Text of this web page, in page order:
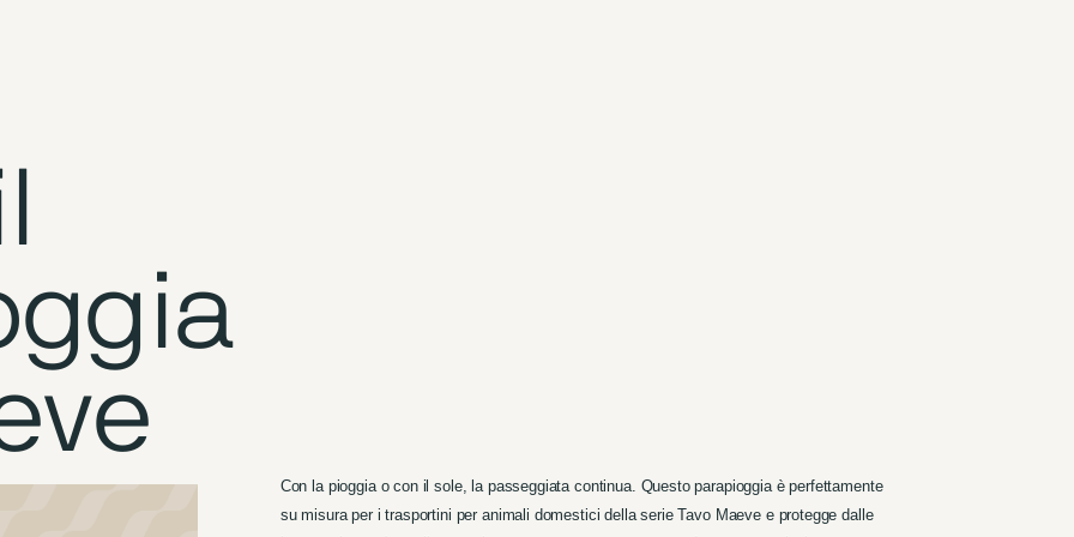
Con la pioggia o con il sole, la passeggiata continua. Questo parapioggia è perfettamente
su misura per i trasportini per animali domestici della serie Tavo Maeve e protegge dalle